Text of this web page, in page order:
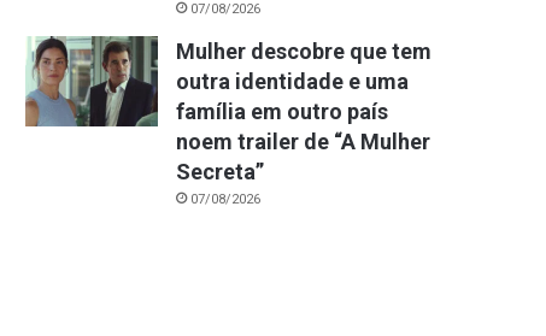
07/08/2026
Mulher descobre que tem
outra identidade e uma
família em outro país
noem trailer de “A Mulher
Secreta”
07/08/2026